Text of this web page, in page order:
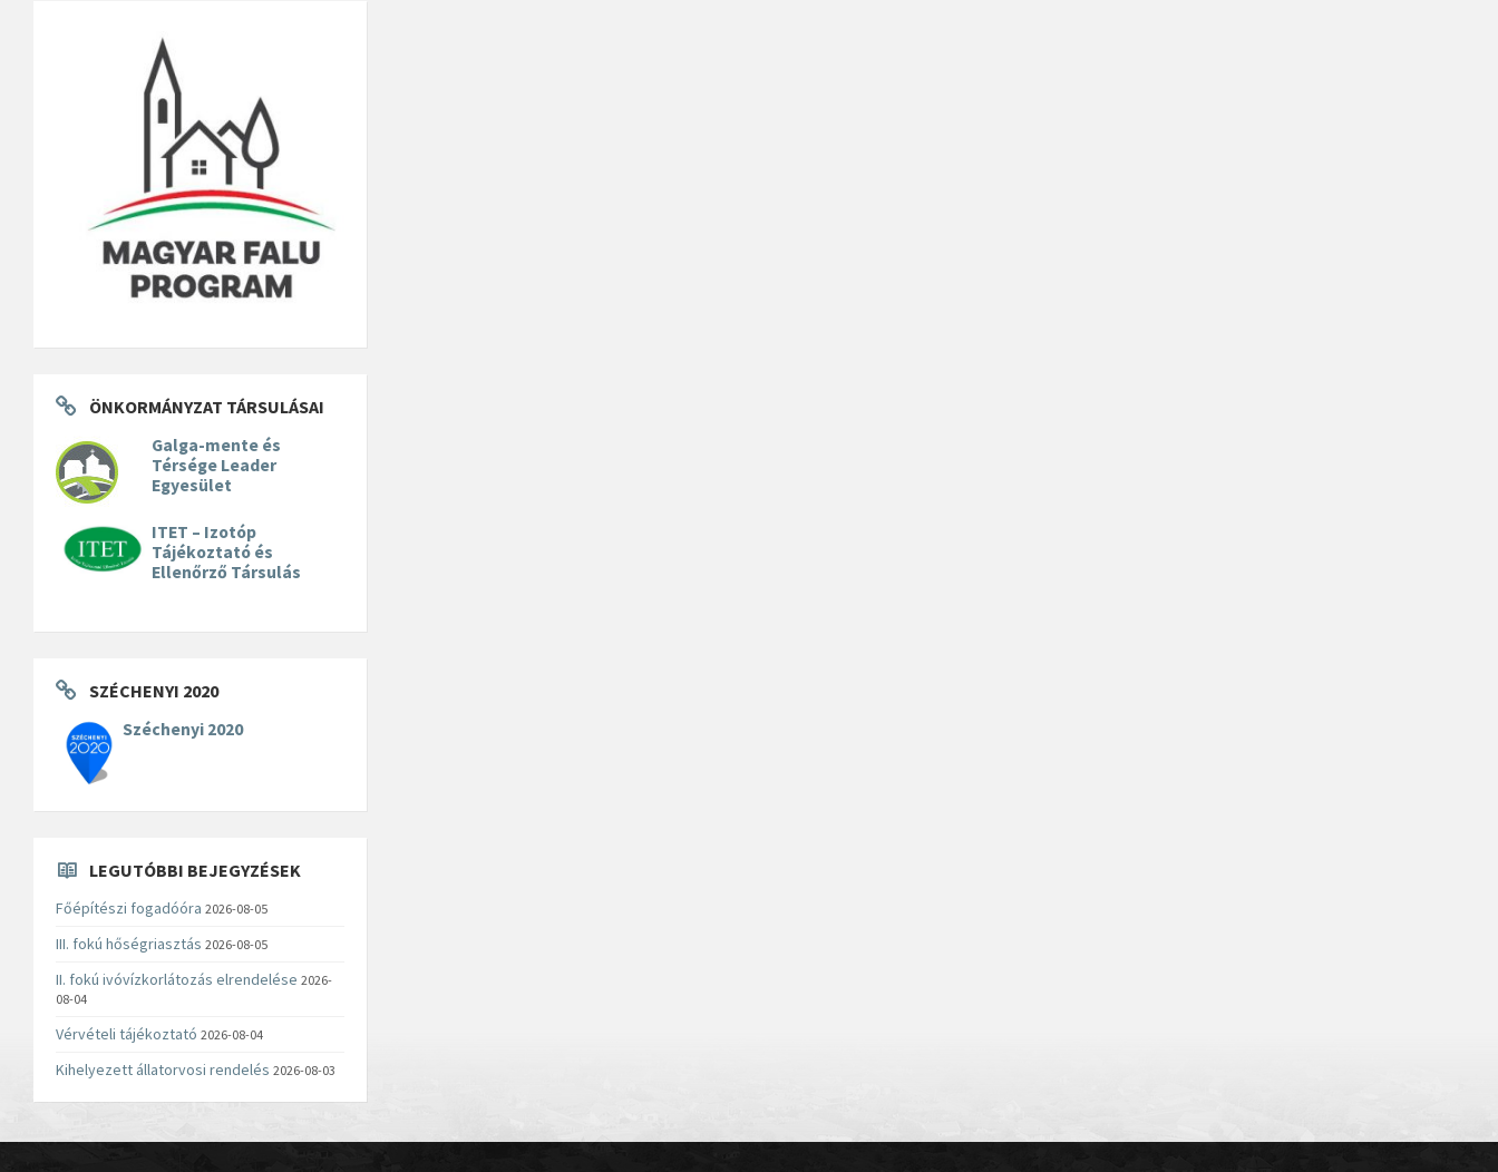
ÖNKORMÁNYZAT TÁRSULÁSAI
Galga-mente és
Térsége Leader
Egyesület
ITET – Izotóp
Tájékoztató és
Ellenőrző Társulás
SZÉCHENYI 2020
Széchenyi 2020
LEGUTÓBBI BEJEGYZÉSEK
Főépítészi fogadóóra 2026-08-05
III. fokú hőségriasztás 2026-08-05
II. fokú ivóvízkorlátozás elrendelése 2026-
08-04
Vérvételi tájékoztató 2026-08-04
Kihelyezett állatorvosi rendelés 2026-08-03